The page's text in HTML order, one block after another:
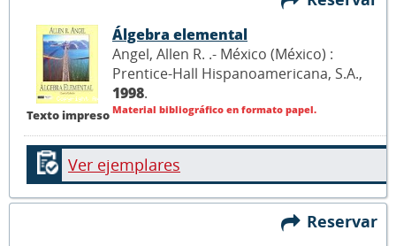
Texto impreso
Álgebra elemental
Angel, Allen R. .- México (México) :
Prentice-Hall Hispanoamericana, S.A.,
1998.
Material bibliográfico en formato papel.
Ver ejemplares
Reservar